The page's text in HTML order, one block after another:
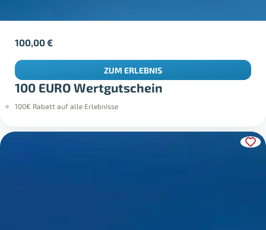
100 EURO Wertgutschein
100€ Rabatt auf alle Erlebnisse
100,00€
ZUM ERLEBNIS